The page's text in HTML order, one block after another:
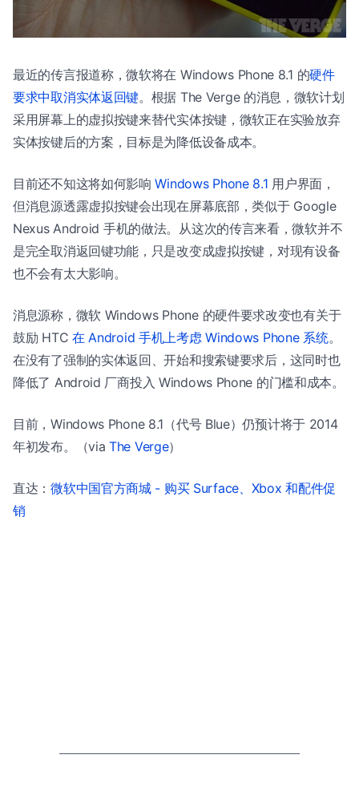
最近的传言报道称，微软将在 Windows Phone 8.1 的硬件
要求中取消实体返回键。根据 The Verge 的消息，微软计划
采用屏幕上的虚拟按键来替代实体按键，微软正在实验放弃
实体按键后的方案，目标是为降低设备成本。
目前还不知这将如何影响Windows Phone 8.1 用户界面，
但消息源透露虚拟按键会出现在屏幕底部，类似于 Google
Nexus Android 手机的做法。从这次的传言来看，微软并不
是完全取消返回键功能，只是改变成虚拟按键，对现有设备
也不会有太大影响。
消息源称，微软 Windows Phone 的硬件要求改变也有关于
鼓励 HTC 在 Android 手机上考虑 Windows Phone 系统。
在没有了强制的实体返回、开始和搜索键要求后，这同时也
降低了 Android 厂商投入 Windows Phone 的门槛和成本。
目前，Windows Phone 8.1（代号 Blue）仍预计将于 2014
年初发布。（viaThe Verge）
直达：微软中国官方商城 - 购买 Surface、Xbox 和配件促
销